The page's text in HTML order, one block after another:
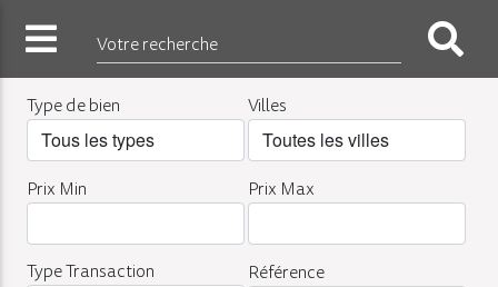
Votre recherche
Type de bien Villes
Prix Min Prix Max
Type Transaction Référence